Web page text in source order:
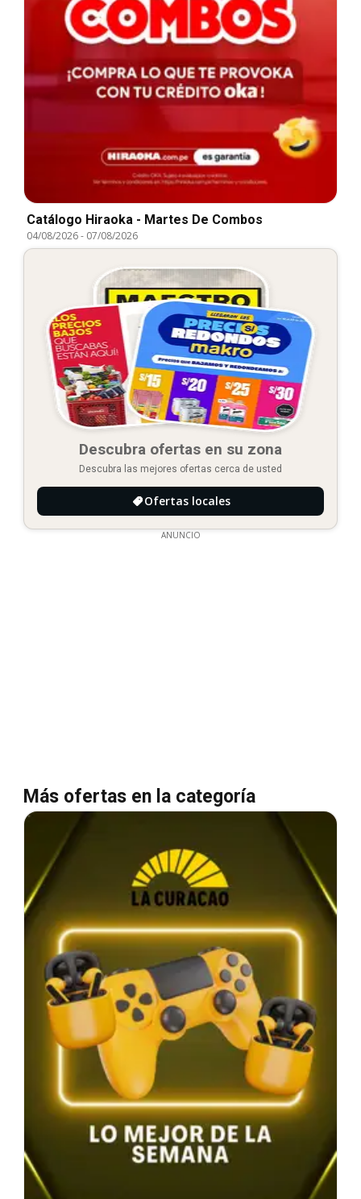
Catálogo Hiraoka - Martes De Combos
04/08/2026- 07/08/2026
Descubra ofertas en su zona
Descubra las mejores ofertas cerca de usted
Ofertas locales
ANUNCIO
Más ofertas en la categoría